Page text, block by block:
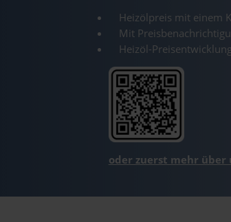
Heizölpreis mit einem
Mit
Heizöl-
oder zuerst mehr über